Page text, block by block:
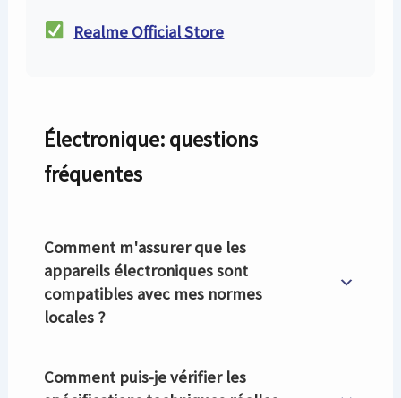
Realme Official Store
Électronique: questions
fréquentes
Comment m'assurer que les
appareils électroniques sont
compatibles avec mes normes
locales ?
Comment puis-je vérifier les